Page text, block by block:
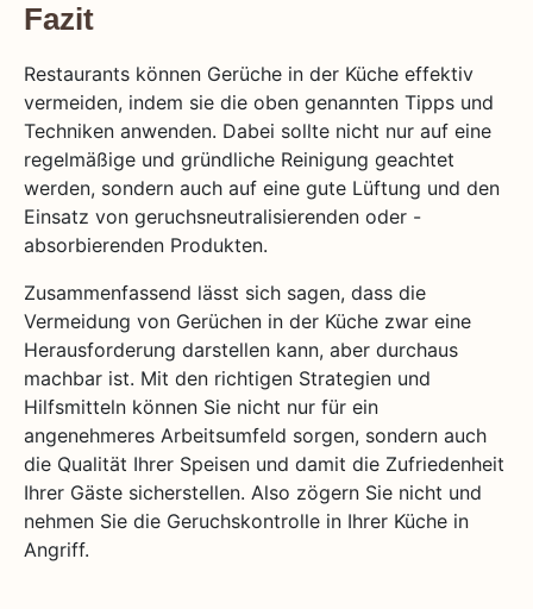
Fazit
Restaurants können Gerüche in der Küche effektiv
vermeiden, indem sie die oben genannten Tipps und
Techniken anwenden. Dabei sollte nicht nur auf eine
regelmäßige und gründliche Reinigung geachtet
werden, sondern auch auf eine gute Lüftung und den
Einsatz von geruchsneutralisierenden oder -
absorbierenden Produkten.
Zusammenfassend lässt sich sagen, dass die
Vermeidung von Gerüchen in der Küche zwar eine
Herausforderung darstellen kann, aber durchaus
machbar ist. Mit den richtigen Strategien und
Hilfsmitteln können Sie nicht nur für ein
angenehmeres Arbeitsumfeld sorgen, sondern auch
die Qualität Ihrer Speisen und damit die Zufriedenheit
Ihrer Gäste sicherstellen. Also zögern Sie nicht und
nehmen Sie die Geruchskontrolle in Ihrer Küche in
Angriff.